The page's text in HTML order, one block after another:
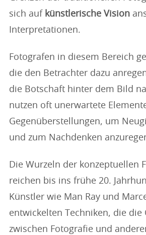
sich auf künstlerische Vision
Interpretationen.
Fotografen in diesem Bereich
die den Betrachter dazu
die Botschaft hinter dem Bild
nutzen oft unerwartete
Gegenüberstellungen, um
und zum Nachdenken
Die Wurzeln der konzeptuellen
reichen bis ins frühe 20.
Künstler wie Man Ray und
entwickelten Techniken, die die
zwischen Fotografie und